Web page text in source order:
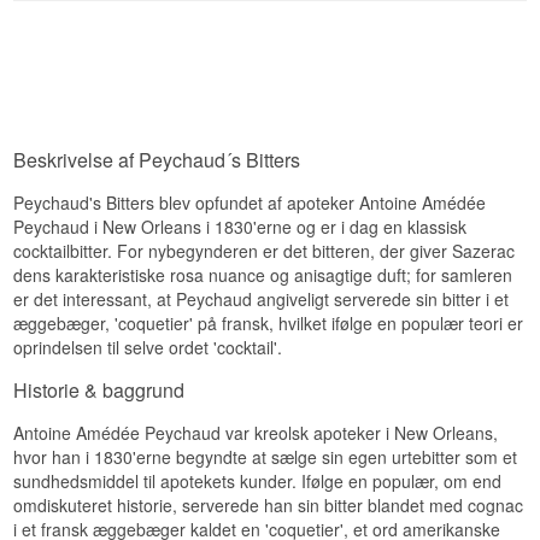
Beskrivelse af Peychaud´s Bitters
Peychaud's Bitters blev opfundet af apoteker Antoine Amédée
Peychaud i New Orleans i 1830'erne og er i dag en klassisk
cocktailbitter. For nybegynderen er det bitteren, der giver Sazerac
dens karakteristiske rosa nuance og anisagtige duft; for samleren
er det interessant, at Peychaud angiveligt serverede sin bitter i et
æggebæger, 'coquetier' på fransk, hvilket ifølge en populær teori er
oprindelsen til selve ordet 'cocktail'.
Historie & baggrund
Antoine Amédée Peychaud var kreolsk apoteker i New Orleans,
hvor han i 1830'erne begyndte at sælge sin egen urtebitter som et
sundhedsmiddel til apotekets kunder. Ifølge en populær, om end
omdiskuteret historie, serverede han sin bitter blandet med cognac
i et fransk æggebæger kaldet en 'coquetier', et ord amerikanske